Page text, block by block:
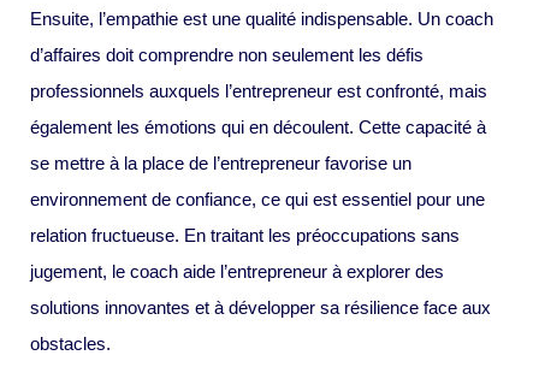
Ensuite, l’empathie est une qualité indispensable. Un coach
d’affaires doit comprendre non seulement les défis
professionnels auxquels l’entrepreneur est confronté, mais
également les émotions qui en découlent. Cette capacité à
se mettre à la place de l’entrepreneur favorise un
environnement de confiance, ce qui est essentiel pour une
relation fructueuse. En traitant les préoccupations sans
jugement, le coach aide l’entrepreneur à explorer des
solutions innovantes et à développer sa résilience face aux
obstacles.